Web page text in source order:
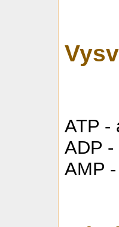
ATP -
ADP -
AMP